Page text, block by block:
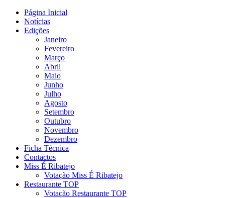
Skip
content
É Ribatejo – Revista Social
Online
Revista Social Online
Página Inicial
Notícias
Edições
Janeiro
Fevereiro
Março
Abril
Maio
Junho
Julho
Agosto
Setembro
Outubro
Novembro
Dezembro
Ficha Técnica
Contactos
Miss É Ribatejo
Votação Miss É Ribatejo
Restaurante TOP
Votação Restaurante TOP